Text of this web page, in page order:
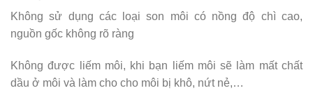
Không sử dụng các loại son môi có nồng độ chì cao,
nguồn gốc không rõ ràng
Không được liếm môi, khi bạn liếm môi sẽ làm mất chất
dầu ở môi và làm cho cho môi bị khô, nứt nẻ,…